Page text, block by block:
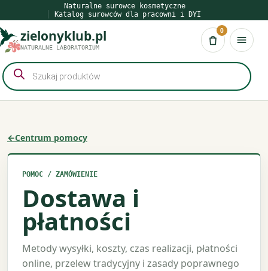
do
treści
Naturalne surowce kosmetyczne
Katalog surowców dla pracowni i DYI
zielonyklub.pl
NATURALNE LABORATORIUM Koszyk
0
Wyszukiwarka
produktów
←Centrum pomocy
POMOC / ZAMÓWIENIE
Dostawa i
płatności
Metody wysyłki, koszty, czas realizacji, płatności
online, przelew tradycyjny i zasady poprawnego